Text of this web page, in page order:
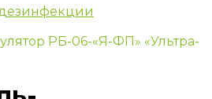
РБ-06-«Я-ФП» «Ультра-